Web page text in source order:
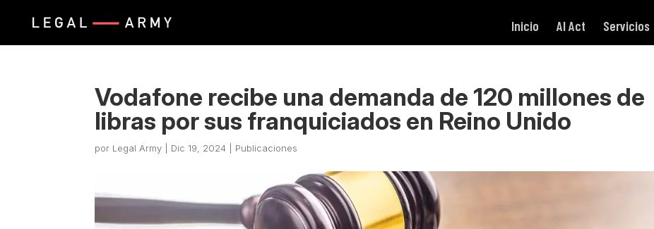
Inicio AI Act Servicios
Vodafone recibe una demanda de 120 millones de
libras por sus franquiciados en Reino Unido
por Legal Army Dic 19, 2024 Publicaciones